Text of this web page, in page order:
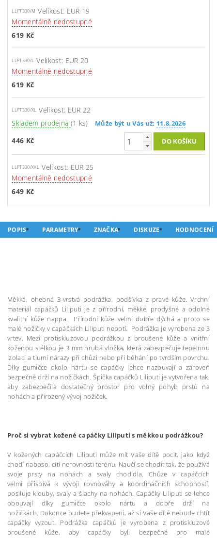
LLPT330/M Velikost: EUR 19
Momentálně nedostupné
619 Kč
LLPT330/L Velikost: EUR 20
Momentálně nedostupné
619 Kč
LLPT330/XL Velikost: EUR 22
Skladem prodejna (1 ks) Může být u Vás už: 11.8.2026
446 Kč
LLPT330/XXL Velikost: EUR 25
Momentálně nedostupné
649 Kč
POPIS PARAMETRY ZNAČKA DISKUZE HODNOCENÍ
Měkká, ohebná 3-vrstvá podrážka, podšívka z pravé kůže. Vrchní
materiál capáčků Liliputi je z přírodní, měkké, prodyšné a odolné
kvalitní kůže nappa. Přírodní kůže velmi dobře dýchá a proto se
malé nožičky v capáčkách Liliputi nepotí. Podrážka je vyrobena ze 3
vrtev. Mezi protiskluzovou podrážkou z broušené kůže a vnitřní
koženou stélkou je 3 mm hrubá vložka, která zabezpečuje tepelnou
izolaci a tlumí nárazy při chůzi nebo při běhání po tvrdším povrchu.
Díky gumičce okolo nártu se capáčky lehce nazouvají a zároveň
bezpečně drží na nožičkách. Špička capáčků Liliputi je vytvořena tak,
aby zabezpečila dostatečný prostor pro volný pohyb prstů na
nohách a přirozený vývoj nožiček.
Proč si vybrat kožené capáčky Liliputi s měkkou podrážkou?
V kožených capáčcích Liliputi může mít Vaše dítě pocit, jako když
chodí naboso, cítí nerovnosti terénu. Naučí se chodit tak, že používá
svoje prsty na nohách a svaly chodidla. Chůze v capáčcích
velmi přispívá k vývoji rovnováhy a koordinačních schopností,
posiluje klouby, svaly a šlachy na nohách. Capáčky Liliputi se lehce
obouvají díky gumičce okolo nártu a dobře drží na
nožičkách. Dokonce budete překvapeni, až si Vaše dítě nebude chtít
capáčky vyzout. Podrážka capáčků je vyrobena z protiskluzové
broušené kůže, aby capáčky byli bezpečné pro malé